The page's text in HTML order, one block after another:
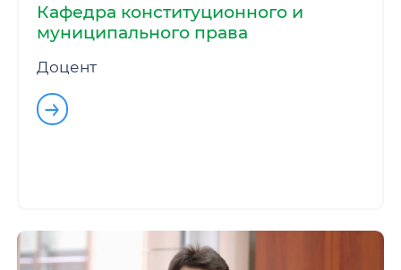
Кафедра конституционного и
муниципального права
Доцент